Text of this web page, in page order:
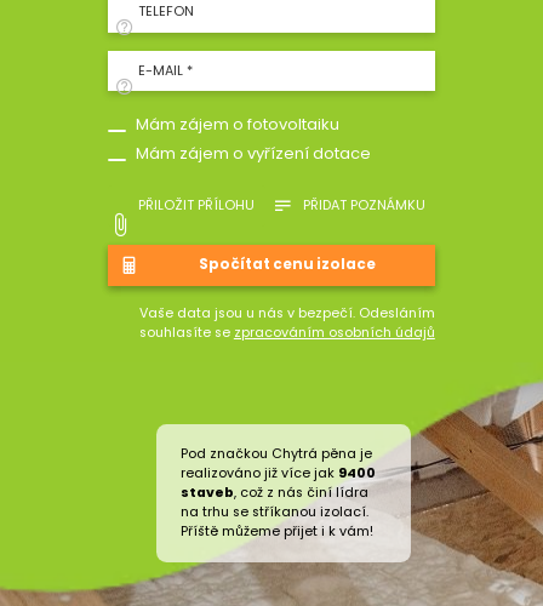
TELEFON
E-MAIL *
Mám zájem o fotovoltaiku
Mám zájem o vyřízení dotace
PŘILOŽIT PŘÍLOHU PŘIDAT POZNÁMKU
Vaše data jsou u nás v bezpečí. Odesláním
souhlasíte se zpracováním osobních údajů
Pod značkou Chytrá pěna je
realizováno již více jak 9400
staveb, což z nás činí lídra
na trhu se stříkanou izolací.
Příště můžeme přijet i k vám!